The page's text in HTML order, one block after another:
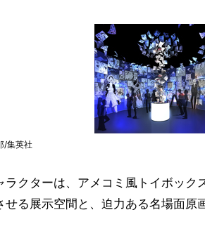
/集英社
ラクターは、アメコミ風トイボック
る展示空間と、迫力ある名場面原